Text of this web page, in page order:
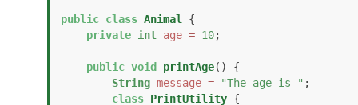
public class Animal
{
private int age = 10;
public void printAge()
{
String message = "The age is " ;
class PrintUtility {